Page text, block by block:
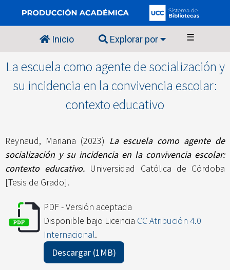
Inicio Explorar por ☰
La escuela como agente de socialización y
su incidencia en la convivencia escolar:
contexto educativo
Reynaud, Mariana (2023) La escuela como agente de
socialización y su incidencia en la convivencia escolar:
contexto educativo. Universidad Católica de Córdoba
[Tesis de Grado].
PDF - Versión aceptada
Disponible bajo Licencia CC Atribución 4.0
Internacional.
Descargar (1MB)